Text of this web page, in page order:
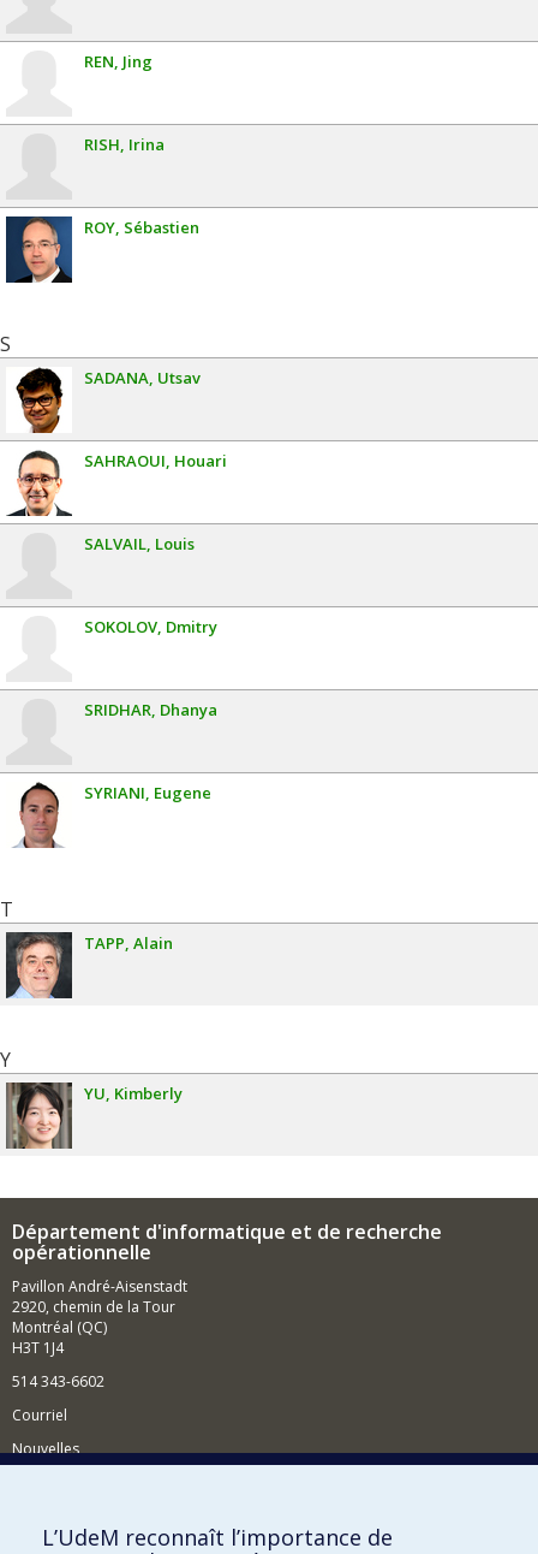
REN Jing
RISH Irina
ROY Sébastien
S
SADANA Utsav
SAHRAOUI Houari
SALVAIL Louis
SOKOLOV Dmitry
SRIDHAR Dhanya
SYRIANI Eugene
T
TAPP Alain
Y
YU Kimberly
Département d'informatique et de recherche
opérationnelle
Pavillon André-Aisenstadt
2920, chemin de la Tour
Montréal (QC)
H3T 1J4
514 343-6602
Courriel
Nouvelles
Comment soutenir le Département?
L’UdeM reconnaît l’importance de